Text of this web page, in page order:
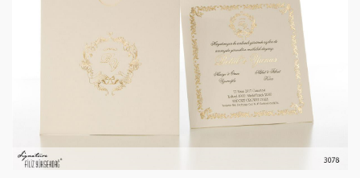
Düğün Davetiyesi
Signature Filiz Yüksekdağ 3078
İNCELE